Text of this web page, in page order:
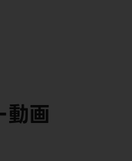
動画